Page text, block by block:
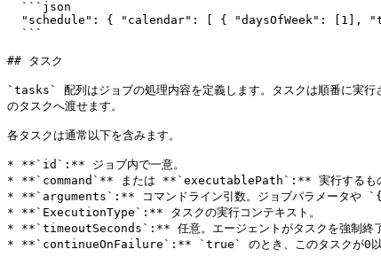
## タスク
`tasks` 配列はジョブの処理内容を定義します。タスクは順番に実
のタスクへ渡せます。
各タスクは通常以下を含みます。
* **`id`:** ジョブ内で一意。
* **`command`** または **`executablePath`:** 実行するも
* **`arguments`:** コマンドライン引数。ジョブパラメータや
* **`ExecutionType`:** タスクの実行コンテキスト。
* **`timeoutSeconds`:** 任意。エージェントがタスクを強制終了
* **`continueOnFailure`:** `true` のとき、このタスクが0以外の